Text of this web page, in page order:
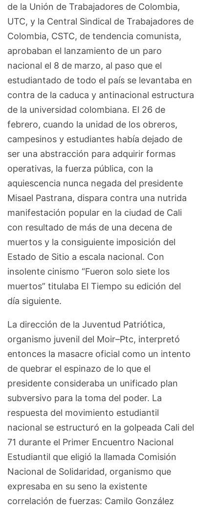
de la Unión de Trabajadores de Colombia,
UTC, y la Central Sindical de Trabajadores de
Colombia, CSTC, de tendencia comunista,
aprobaban el lanzamiento de un paro
nacional el 8 de marzo, al paso que el
estudiantado de todo el país se levantaba en
contra de la caduca y antinacional estructura
de la universidad colombiana. El 26 de
febrero, cuando la unidad de los obreros,
campesinos y estudiantes había dejado de
ser una abstracción para adquirir formas
operativas, la fuerza pública, con la
aquiescencia nunca negada del presidente
Misael Pastrana, dispara contra una nutrida
manifestación popular en la ciudad de Cali
con resultado de más de una decena de
muertos y la consiguiente imposición del
Estado de Sitio a escala nacional. Con
insolente cinismo “Fueron solo siete los
muertos” titulaba El Tiempo su edición del
día siguiente.
La dirección de la Juventud Patriótica,
organismo juvenil del Moir–Ptc, interpretó
entonces la masacre oficial como un intento
de quebrar el espinazo de lo que el
presidente consideraba un unificado plan
subversivo para la toma del poder. La
respuesta del movimiento estudiantil
nacional se estructuró en la golpeada Cali del
71 durante el Primer Encuentro Nacional
Estudiantil que eligió la llamada Comisión
Nacional de Solidaridad, organismo que
expresaba en su seno la existente
correlación de fuerzas: Camilo González